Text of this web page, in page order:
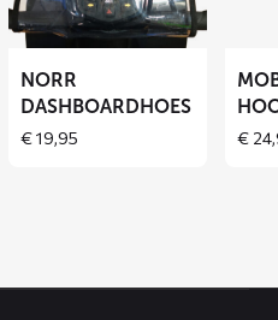
NORR
DASHBOARDHOES
€19,95 €